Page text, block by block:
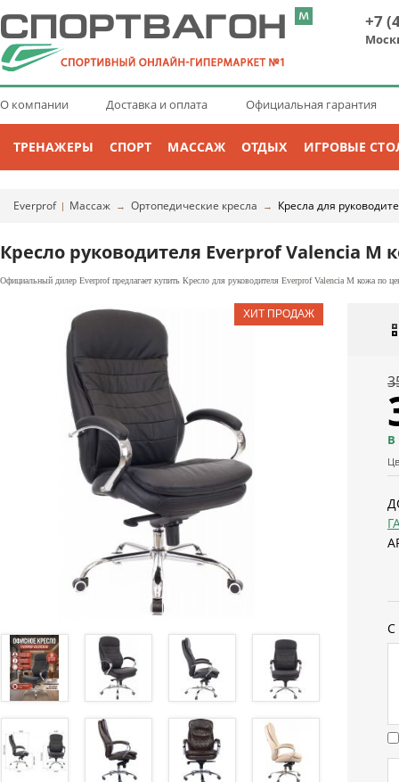
+7
О компании Доставка и оплата Официальная гарантия
ТРЕНАЖЕРЫ СПОРТ МАССАЖ ОТДЫХ ИГРОВЫЕ
Everprof| Массаж → Ортопедические кресла → Кресла для
Кресло руководителя Everprof Valencia M
Официальный дилер Everprof предлагает купить Кресло для руководителя Everprof Valencia M кожа по
С